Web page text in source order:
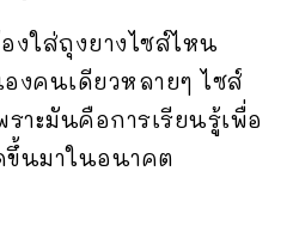
องใส่ถุงยางไซส์ไหน
งคนเดียวหลายๆ ไซส์
ราะมันคือการเรียนรู้เพื่อ
นมาในอนาคต